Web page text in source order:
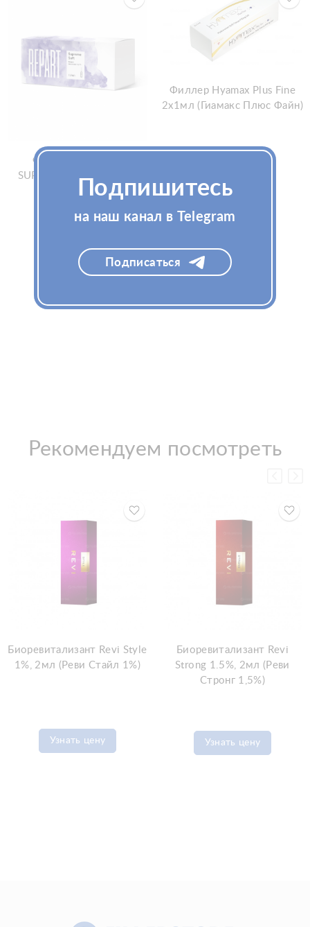
Филлер REPART®
SUPREME SOFT (Репарт
Сумприм Софт)
Узнать цену
Филлер Hyamax Plus Fine
2x1мл (Гиамакс Плюс Файн)
Узнать цену
Рекомендуем посмотреть
Биоревитализант Revi Style
1%, 2мл (Реви Стайл 1%)
Узнать цену
Биоревитализант Revi
Strong 1.5%, 2мл (Реви
Стронг 1,5%)
Узнать цену
Подпишитесь
на наш канал в Telegram
Подписаться